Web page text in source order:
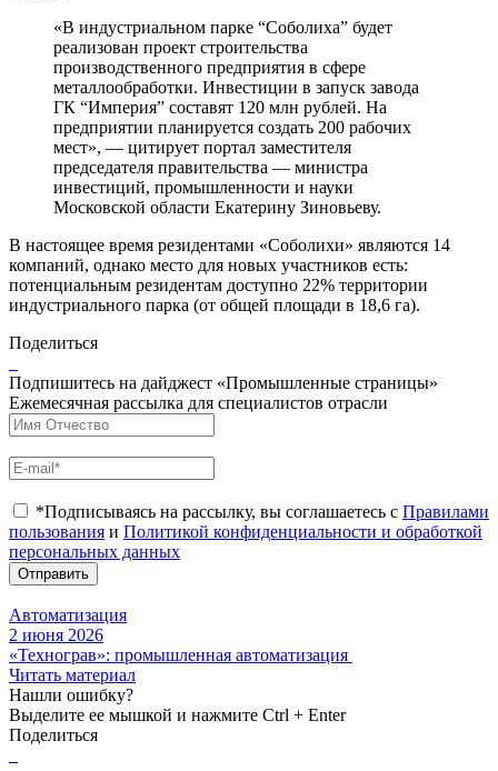
«В индустриальном парке “Соболиха” будет
реализован проект строительства
производственного предприятия в сфере
металлообработки. Инвестиции в запуск завода
ГК “Империя” составят 120 млн рублей. На
предприятии планируется создать 200 рабочих
мест», — цитирует портал заместителя
председателя правительства — министра
инвестиций, промышленности и науки
Московской области Екатерину Зиновьеву.
В настоящее время резидентами «Соболихи» являются 14
компаний, однако место для новых участников есть:
потенциальным резидентам доступно 22% территории
индустриального парка (от общей площади в 18,6 га).
Поделиться
Подпишитесь на дайджест «Промышленные страницы»
Ежемесячная рассылка для специалистов отрасли
*Подписываясь на рассылку, вы соглашаетесь с Правилами
пользования и Политикой конфиденциальности и обработкой
персональных данных
Отправить
Автоматизация
2 июня 2026
«Технограв»: промышленная автоматизация
Читать материал
Нашли ошибку?
Выделите ее мышкой и нажмите Ctrl + Enter
Поделиться